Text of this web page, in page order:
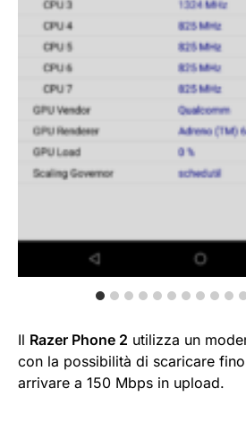
Il Razer Phone 2 utilizza un
con la possibilità di scaricare
arrivare a 150 Mbps in upload.